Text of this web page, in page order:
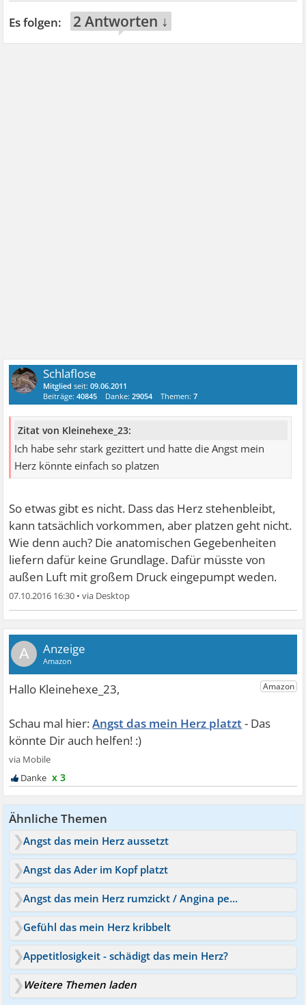
2 Antworten ↓
Schlaflose
Mitglied seit:09.06.2011
Beiträge:40845 Danke:29054 Themen:7
Zitat von Kleinehexe_23:
Ich habe sehr stark gezittert und hatte die Angst mein
Herz könnte einfach so platzen
So etwas gibt es nicht. Dass das Herz stehenbleibt,
kann tatsächlich vorkommen, aber platzen geht nicht.
Wie denn auch? Die anatomischen Gegebenheiten
liefern dafür keine Grundlage. Dafür müsste von
außen Luft mit großem Druck eingepumpt weden.
07.10.2016 16:30 •
A
Angst das mein Herz platzt
x 3
Ähnliche Themen
Angst das mein Herz aussetzt
Angst das Ader im Kopf platzt
Angst das mein Herz rumzickt / Angina pectoris? / HRST?
Gefühl das mein Herz kribbelt
Appetitlosigkeit - schädigt das mein Herz?
Weitere Themen laden